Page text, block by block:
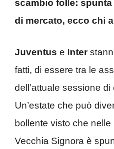
scambio folle:
di mercato, ecco chi
Juventus e Inter
fatti, di essere tra le
dell’attuale sessione di
Un’estate che può
bollente visto che
Vecchia Signora è